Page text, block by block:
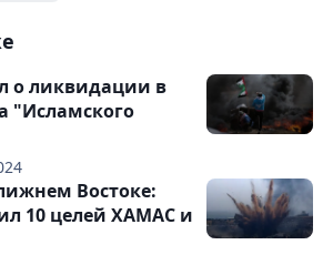
о ликвидации в
"Исламского
Востоке:
10 целей ХАМАС и